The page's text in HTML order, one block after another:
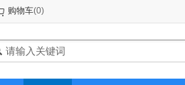
购物车(0)